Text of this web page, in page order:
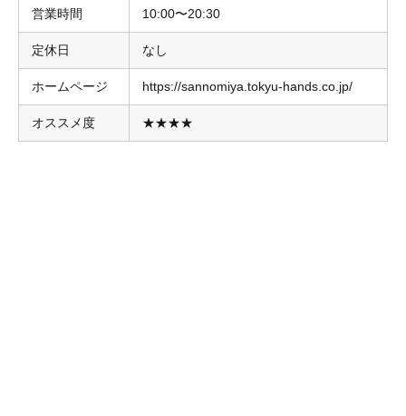
営業時間 10:00〜20:30
定休日 なし
ホームページ https://sannomiya.tokyu-hands.co.jp/
オススメ度 ★★★★